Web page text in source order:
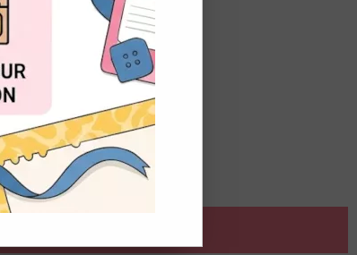
pour les encres
Sans acide.